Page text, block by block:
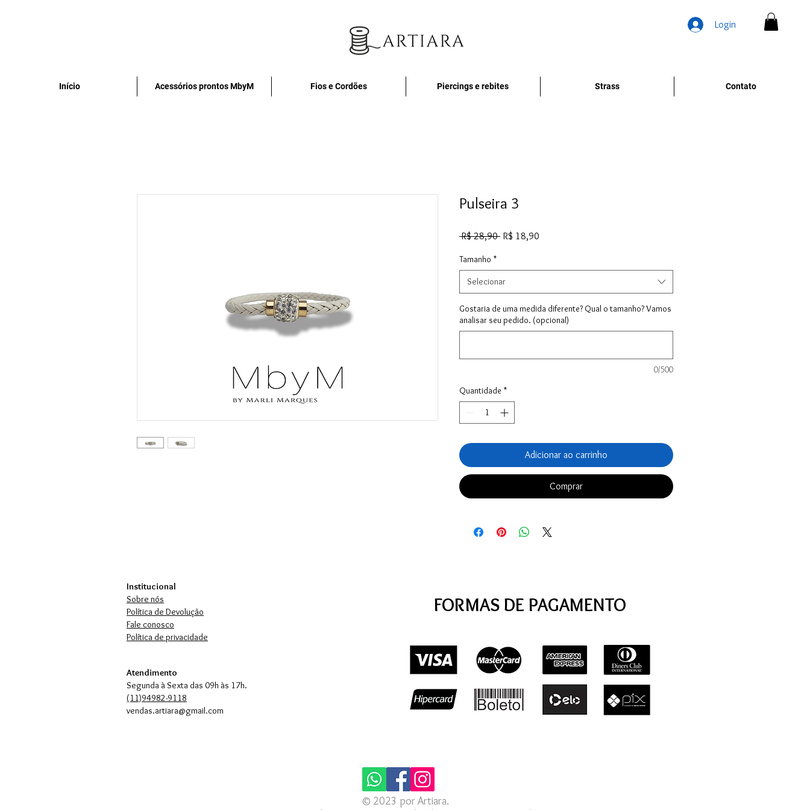
Login
Início Acessórios prontos MbyM Fios e Cordões Piercings e rebites Strass Contato
Pulseira 3
R$ 28,90 Preço
R$ 18,90
Tamanho *
Selecionar
Gostaria de uma medida diferente? Qual o tamanho? Vamos
analisar seu pedido. (opcional)
0/500
Quantidade *
Adicionar ao carrinho
Comprar
Institucional
Sobre nós
Política de Devolução
Fale conosco
Política de privacidade
Atendimento
Segunda à Sexta das 09h às 17h.
(11)94982-9118
vendas.artiara@gmail.com
FORMAS DE PAGAMENTO
© 2023 por Artiara.